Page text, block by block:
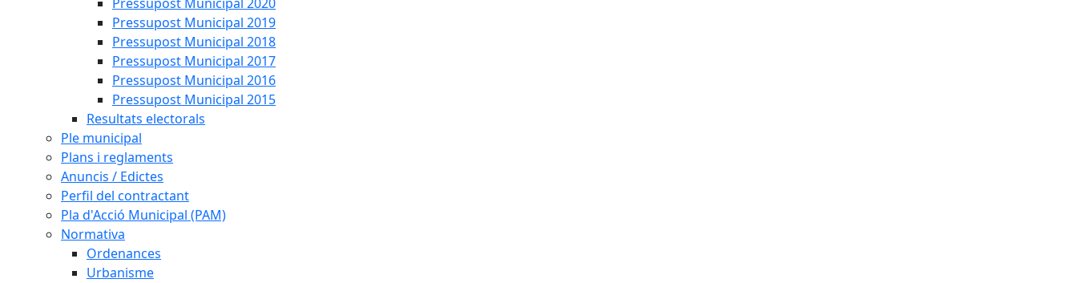
Pressupost Municipal 2019
Pressupost Municipal 2018
Pressupost Municipal 2017
Pressupost Municipal 2016
Pressupost Municipal 2015
Resultats electorals
Ple municipal
Plans i reglaments
Anuncis / Edictes
Perfil del contractant
Pla d'Acció Municipal (PAM)
Normativa
Ordenances
Urbanisme